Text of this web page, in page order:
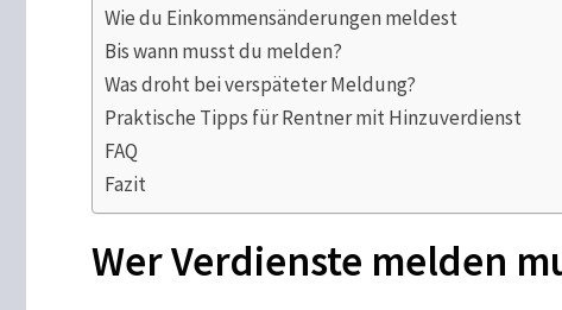
Wie du Einkommensänderungen meldest
Bis wann musst du melden?
Was droht bei verspäteter Meldung?
Praktische Tipps für Rentner mit Hinzuverdienst
FAQ
Fazit
Wer Verdienste melden